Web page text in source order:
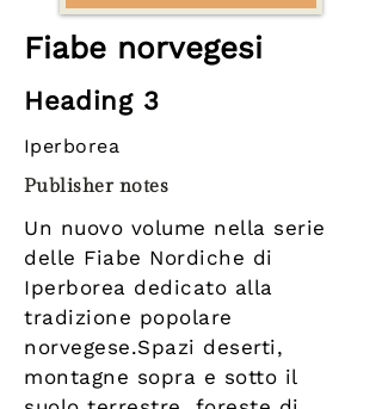
Fiabe norvegesi
Heading 3
Iperborea
Publisher notes
Un nuovo volume nella serie
delle Fiabe Nordiche di
Iperborea dedicato alla
tradizione popolare
norvegese.Spazi deserti,
montagne sopra e sotto il